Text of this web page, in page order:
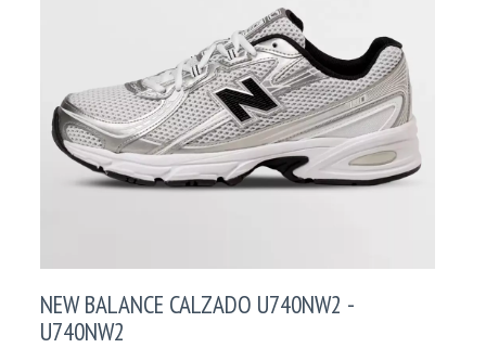
NEW BALANCE CALZADO U740NW2 -
U740NW2